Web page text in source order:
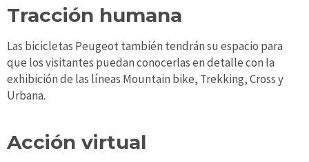
Tracción humana
Las bicicletas Peugeot también tendrán su espacio para
que los visitantes puedan conocerlas en detalle con la
exhibición de las líneas Mountain bike, Trekking, Cross y
Urbana.
Acción virtual